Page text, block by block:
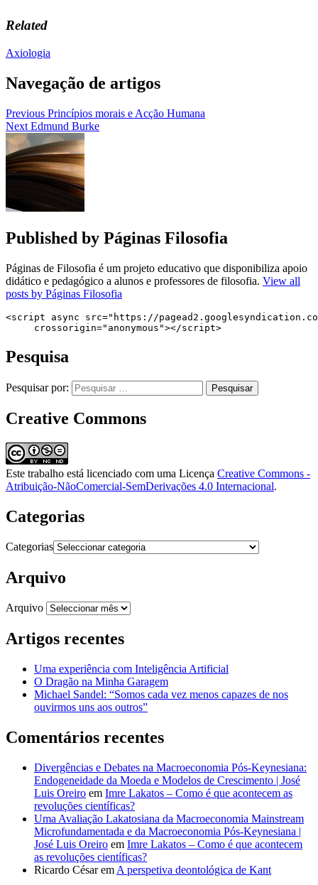
Related
Axiologia
Navegação de artigos
Previous Princípios morais e Acção Humana
Next Edmund Burke
Published by Páginas Filosofia
Páginas de Filosofia é um projeto educativo que disponibiliza apoio
didático e pedagógico a alunos e professores de filosofia. View all
posts by Páginas Filosofia
<script async src="https://
     crossorigin="anonymous"></script>
Pesquisa
Pesquisar por:
Creative Commons
Este trabalho está licenciado com uma Licença Creative Commons -
Atribuição-NãoComercial-SemDerivações 4.0 Internacional.
Categorias
Categorias
Arquivo
Arquivo
Artigos recentes
Uma experiência com Inteligência Artificial
O Dragão na Minha Garagem
Michael Sandel: “Somos cada vez menos capazes de nos
ouvirmos uns aos outros”
Comentários recentes
Divergências e Debates na Macroeconomia Pós-Keynesiana:
Endogeneidade da Moeda e Modelos de Crescimento | José
Luis Oreiro em Imre Lakatos – Como é que acontecem as
revoluções científicas?
Uma Avaliação Lakatosiana da Macroeconomia Mainstream
Microfundamentada e da Macroeconomia Pós-Keynesiana |
José Luis Oreiro em Imre Lakatos – Como é que acontecem
as revoluções científicas?
Ricardo Césarem A perspetiva deontológica de Kant